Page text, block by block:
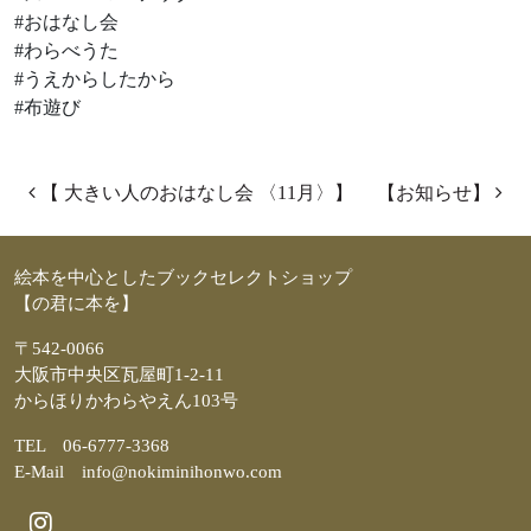
#おはなし会
#わらべうた
#うえからしたから
#布遊び
投稿ナビゲーション
【 大きい人のおはなし会 〈11月〉】 【お知らせ】
絵本を中心としたブックセレクトショップ
【の君に本を】
〒542-0066
大阪市中央区瓦屋町1-2-11
からほりかわらやえん103号
TEL 06-6777-3368
E-Mail info@nokiminihonwo.com